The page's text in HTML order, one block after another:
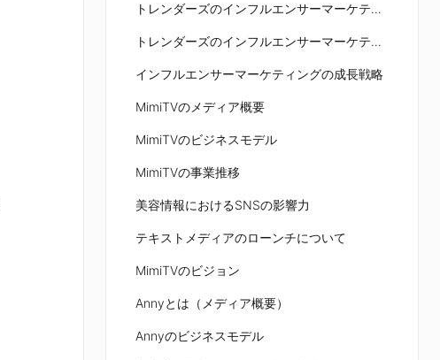
トレンダーズのインフルエンサーマーケティングの特長①
トレンダーズのインフルエンサーマーケティングの特長②
インフルエンサーマーケティングの成長戦略
MimiTVのメディア概要
MimiTVのビジネスモデル
MimiTVの事業推移
美容情報におけるSNSの影響力
テキストメディアのローンチについて
MimiTVのビジョン
Annyとは（メディア概要）
Annyのビジネスモデル